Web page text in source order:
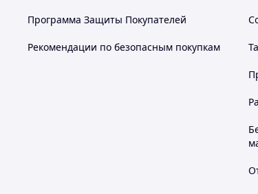
Программа Защиты Покупателей
Рекомендации по безопасным покупкам